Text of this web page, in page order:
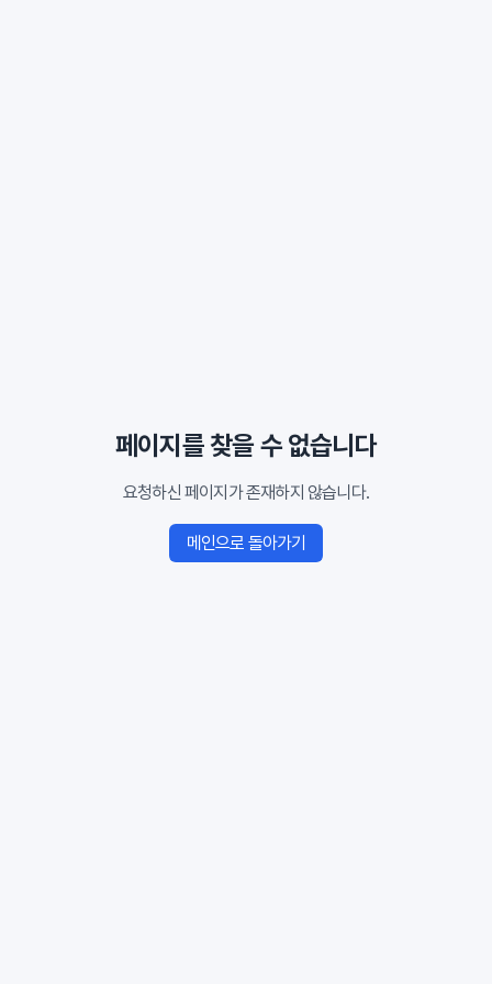
페이지를 찾을 수 없습니다
요청하신 페이지가 존재하지 않습니다.
메인으로 돌아가기